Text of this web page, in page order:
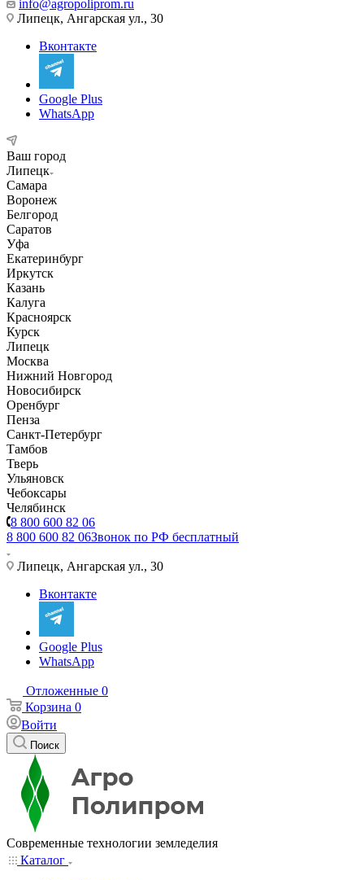
info@agropoliprom.ru
Липецк, Ангарская ул., 30
Вконтакте
Google Plus
WhatsApp
Ваш город
Липецк
Самара
Воронеж
Белгород
Саратов
Уфа
Екатеринбург
Иркутск
Казань
Калуга
Красноярск
Курск
Липецк
Москва
Нижний Новгород
Новосибирск
Оренбург
Пенза
Санкт-Петербург
Тамбов
Тверь
Ульяновск
Чебоксары
Челябинск
8 800 600 82 06
8 800 600 82 06Звонок по РФ бесплатный
Липецк, Ангарская ул., 30
Вконтакте
Google Plus
WhatsApp
Отложенные 0
Корзина 0
Войти
Поиск
Современные технологии земледелия
Каталог